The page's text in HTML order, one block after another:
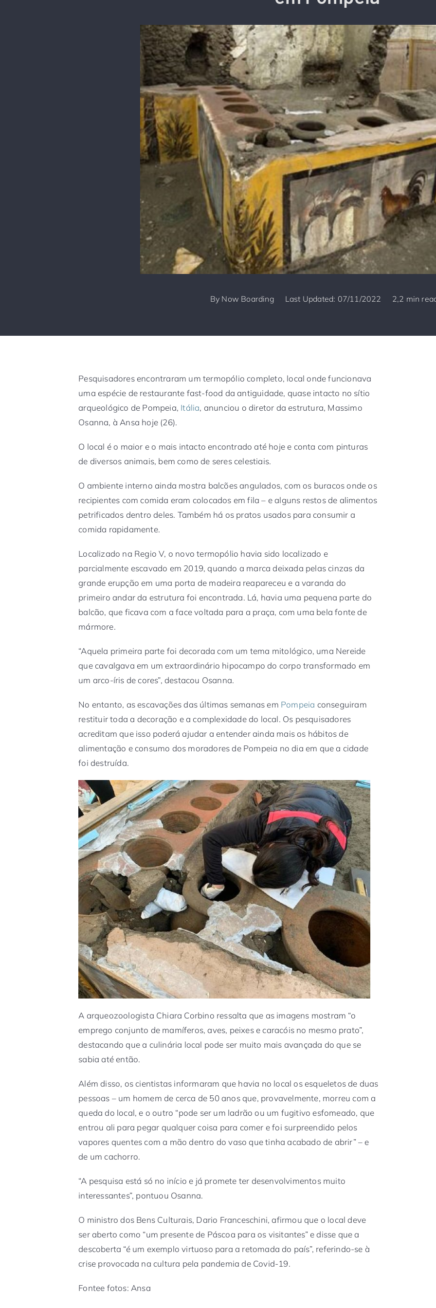
By Now Boarding Last Updated: 07/11/2022 2,2 min
Pesquisadores encontraram um termopólio completo, local onde funcionava
uma espécie de restaurante fast-food da antiguidade, quase intacto no sítio
arqueológico de Pompeia, Itália, anunciou o diretor da estrutura, Massimo
Osanna, à Ansa hoje (26).
O local é o maior e o mais intacto encontrado até hoje e conta com pinturas
de diversos animais, bem como de seres celestiais.
O ambiente interno ainda mostra balcões angulados, com os buracos onde os
recipientes com comida eram colocados em fila – e alguns restos de alimentos
petrificados dentro deles. Também há os pratos usados para consumir a
comida rapidamente.
Localizado na Regio V, o novo termopólio havia sido localizado e
parcialmente escavado em 2019, quando a marca deixada pelas cinzas da
grande erupção em uma porta de madeira reapareceu e a varanda do
primeiro andar da estrutura foi encontrada. Lá, havia uma pequena parte do
balcão, que ficava com a face voltada para a praça, com uma bela fonte de
mármore.
“Aquela primeira parte foi decorada com um tema mitológico, uma Nereide
que cavalgava em um extraordinário hipocampo do corpo transformado em
um arco-íris de cores”, destacou Osanna.
No entanto, as escavações das últimas semanas em Pompeia conseguiram
restituir toda a decoração e a complexidade do local. Os pesquisadores
acreditam que isso poderá ajudar a entender ainda mais os hábitos de
alimentação e consumo dos moradores de Pompeia no dia em que a cidade
foi destruída.
A arqueozoologista Chiara Corbino ressalta que as imagens mostram “o
emprego conjunto de mamíferos, aves, peixes e caracóis no mesmo prato”,
destacando que a culinária local pode ser muito mais avançada do que se
sabia até então.
Além disso, os cientistas informaram que havia no local os esqueletos de duas
pessoas – um homem de cerca de 50 anos que, provavelmente, morreu com a
queda do local, e o outro “pode ser um ladrão ou um fugitivo esfomeado, que
entrou ali para pegar qualquer coisa para comer e foi surpreendido pelos
vapores quentes com a mão dentro do vaso que tinha acabado de abrir” – e
de um cachorro.
“A pesquisa está só no início e já promete ter desenvolvimentos muito
interessantes”, pontuou Osanna.
O ministro dos Bens Culturais, Dario Franceschini, afirmou que o local deve
ser aberto como “um presente de Páscoa para os visitantes” e disse que a
descoberta “é um exemplo virtuoso para a retomada do país”, referindo-se à
crise provocada na cultura pela pandemia de Covid-19.
Fontee fotos: Ansa